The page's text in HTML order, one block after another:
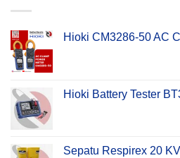
Hioki CM3286-50 AC
Hioki Battery Tester
Sepatu Respirex 20 KV